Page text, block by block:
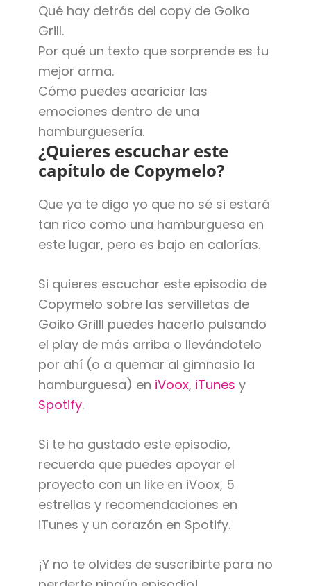
Qué hay detrás del copy de Goiko
Grill.
Por qué un texto que sorprende es tu
mejor arma.
Cómo puedes acariciar las
emociones dentro de una
hamburguesería.
¿Quieres escuchar este
capítulo de Copymelo?
Que ya te digo yo que no sé si estará
tan rico como una hamburguesa en
este lugar, pero es bajo en calorías.
Si quieres escuchar este episodio de
Copymelo sobre las servilletas de
Goiko Grilll puedes hacerlo pulsando
el play de más arriba o llevándotelo
por ahí (o a quemar al gimnasio la
hamburguesa) en iVoox, iTunes y
Spotify.
Si te ha gustado este episodio,
recuerda que puedes apoyar el
proyecto con un like en iVoox, 5
estrellas y recomendaciones en
iTunes y un corazón en Spotify.
¡Y no te olvides de suscribirte para no